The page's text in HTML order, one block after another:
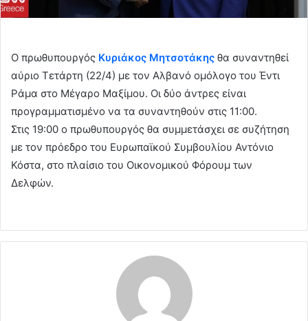
Ο πρωθυπουργός Κυριάκος Μητσοτάκης θα συναντηθεί
αύριο Τετάρτη (22/4) με τον Αλβανό ομόλογο του Έντι
Ράμα στο Μέγαρο Μαξίμου. Οι δύο άντρες είναι
προγραμματισμένο να τα συναντηθούν στις 11:00.
Στις 19:00 ο πρωθυπουργός θα συμμετάσχει σε συζήτηση
με τον πρόεδρο του Ευρωπαϊκού Συμβουλίου Αντόνιο
Κόστα, στο πλαίσιο του Οικονομικού Φόρουμ των
Δελφών.